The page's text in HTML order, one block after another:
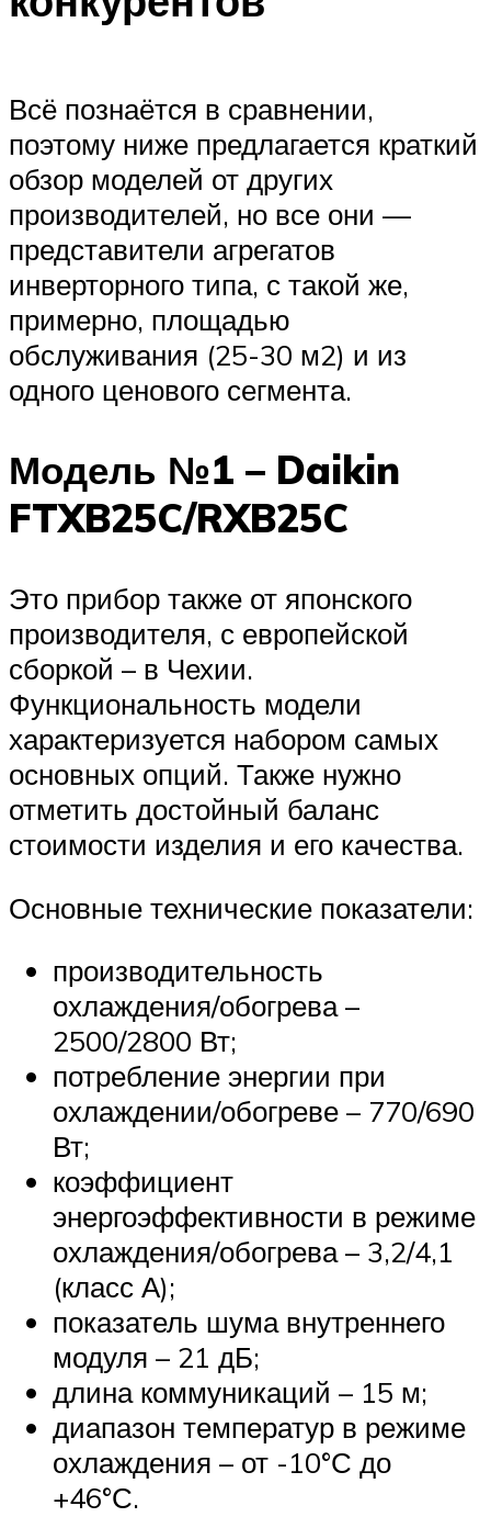
Всё познаётся в сравнении,
поэтому ниже предлагается краткий
обзор моделей от других
производителей, но все они —
представители агрегатов
инверторного типа, с такой же,
примерно, площадью
обслуживания (25-30 м2) и из
одного ценового сегмента.
Модель №1 – Daikin
FTXB25C/RXB25C
Это прибор также от японского
производителя, с европейской
сборкой – в Чехии.
Функциональность модели
характеризуется набором самых
основных опций. Также нужно
отметить достойный баланс
стоимости изделия и его качества.
Основные технические показатели:
производительность
охлаждения/обогрева –
2500/2800 Вт;
потребление энергии при
охлаждении/обогреве – 770/690
Вт;
коэффициент
энергоэффективности в режиме
охлаждения/обогрева – 3,2/4,1
(класс А);
показатель шума внутреннего
модуля – 21 дБ;
длина коммуникаций – 15 м;
диапазон температур в режиме
охлаждения – от -10°С до
+46°С.